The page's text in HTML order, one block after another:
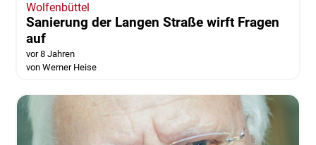
Wolfenbüttel
Sanierung der Langen Straße wirft Fragen
auf
vor 8 Jahren
von Werner Heise